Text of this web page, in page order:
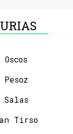
Oscos
Pesoz
Salas
San Tirso